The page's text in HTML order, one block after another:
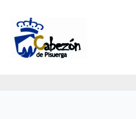
contenido